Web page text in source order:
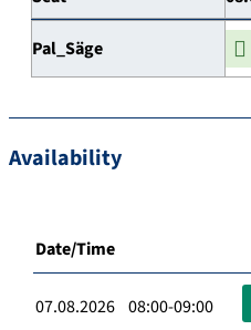
Pal_Säge
Availability
Date/Time
07.08.2026 08:00-09:00